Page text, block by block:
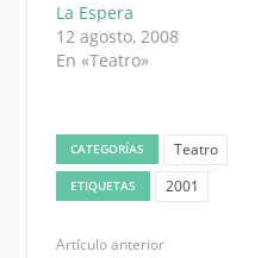
La Espera
12 agosto, 2008
En «Teatro»
CATEGORÍAS Teatro
ETIQUETAS 2001
Artículo anterior